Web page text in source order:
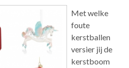
Met welke
foute
kerstballen
versier jij de
kerstboom